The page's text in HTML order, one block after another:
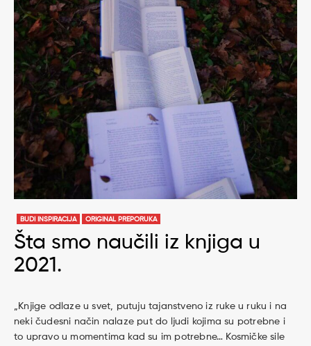
BUDI INSPIRACIJA ORIGINAL PREPORUKA
Šta smo naučili iz knjiga u
2021.
„Knjige odlaze u svet, putuju tajanstveno iz ruke u ruku i na
neki čudesni način nalaze put do ljudi kojima su potrebne i
to upravo u momentima kad su im potrebne… Kosmičke sile